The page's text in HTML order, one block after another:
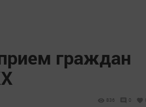
граждан
836 0